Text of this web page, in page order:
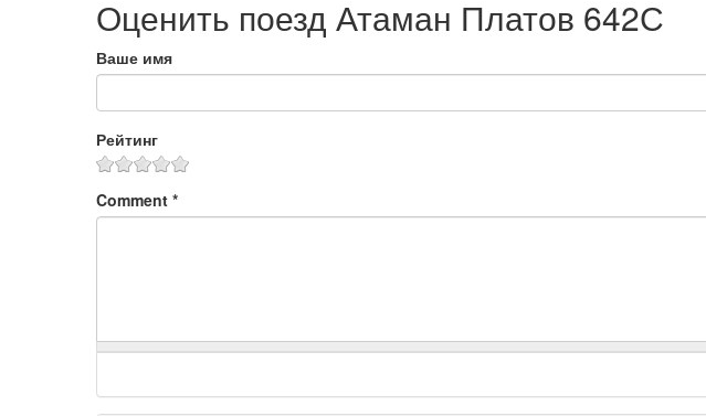
Оценить поезд Атаман Платов 642С
Ваше имя
Рейтинг
Comment *